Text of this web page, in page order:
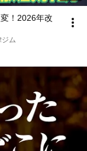
！2026年改
ム